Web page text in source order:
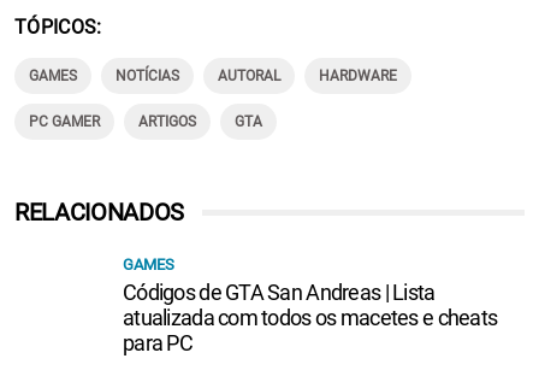
TÓPICOS
GAMES NOTÍCIAS AUTORAL HARDWARE
PC GAMER ARTIGOS GTA
RELACIONADOS
GAMES
Códigos de GTA San Andreas | Lista
atualizada com todos os macetes e cheats
para PC